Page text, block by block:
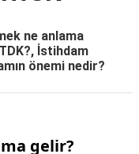
ne anlama
İstihdam
önemi nedir?
gelir?